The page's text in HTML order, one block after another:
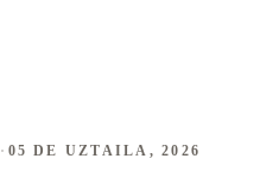
· 05 DE UZTAILA, 2026